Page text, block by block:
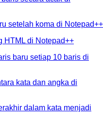
setelah koma di Notepad++
HTML di Notepad++
baru setiap 10 baris di
kata dan angka di
dalam kata menjadi